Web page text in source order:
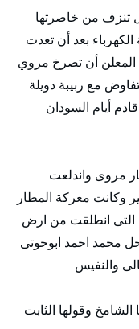
تنزف من خاصرتها
الكهرباء بعد أن تعدت
المعلن أن تصرخ مروي
مع ربيبة دويلة
أيام السودان
مروى واندلعت
وكانت معركة المطار
التى انطلقت من ارض
محمد احمد ابوحوتى
والنفيس
وقولها الثابت